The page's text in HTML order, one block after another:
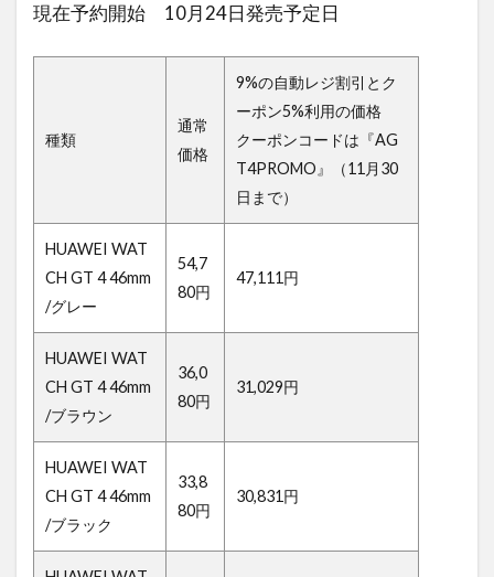
現在予約開始 10月24日発売予定日
種類
通常
価格
9%の自動レジ割引とク
ーポン5%利用の価格
クーポンコードは『AG
T4PROMO』（11月30
日まで）
HUAWEI WAT
CH GT 4 46mm
/グレー
54,7
80円
47,111円
HUAWEI WAT
CH GT 4 46mm
/ブラウン
36,0
80円
31,029円
HUAWEI WAT
CH GT 4 46mm
/ブラック
33,8
80円
30,831円